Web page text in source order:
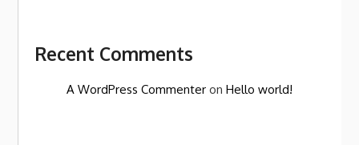
Recent Comments
A WordPress Commenter onHello world!